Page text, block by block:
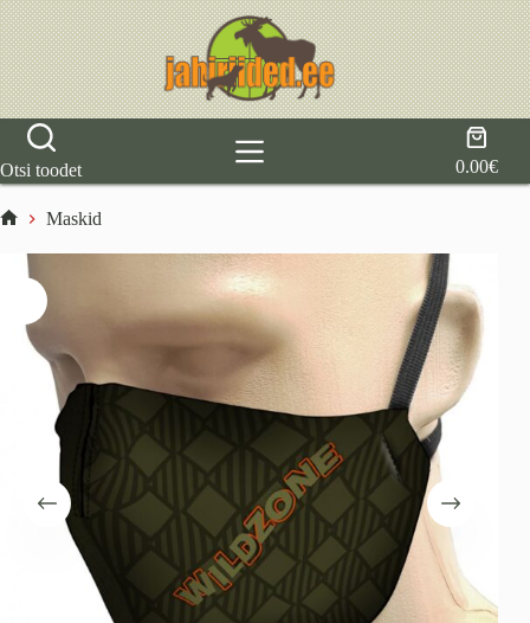
Skip
to
content
Otsi toodet
cart
0.00€
Maskid